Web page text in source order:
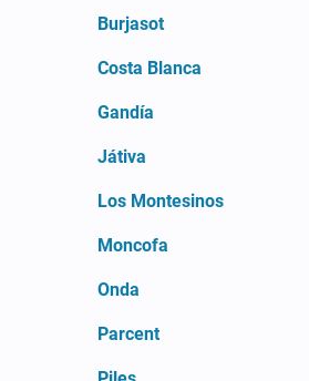
Burjasot
Costa Blanca
Gandía
Játiva
Los Montesinos
Moncofa
Onda
Parcent